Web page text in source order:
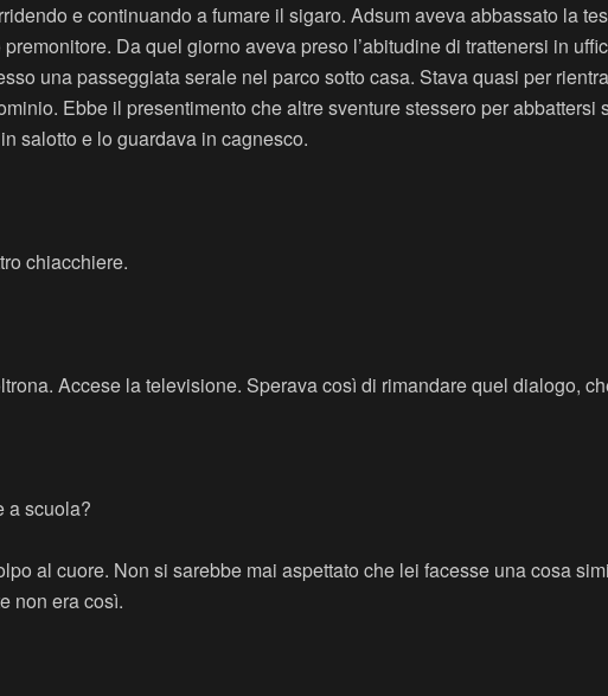
e continuando a fumare il sigaro. Adsum aveva abbassato la
Da quel giorno aveva preso l’abitudine di trattenersi in
una passeggiata serale nel parco sotto casa. Stava quasi per
Ebbe il presentimento che altre sventure stessero per abbattersi
salotto e lo guardava in cagnesco.
chiacchiere.
Accese la televisione. Sperava così di rimandare quel dialogo,
a scuola?
al cuore. Non si sarebbe mai aspettato che lei facesse una cosa
non era così.